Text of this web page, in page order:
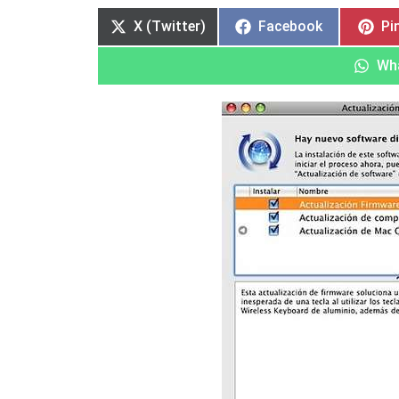
en
X (Twitter)
en
Facebook
en
en
en
en
en
en